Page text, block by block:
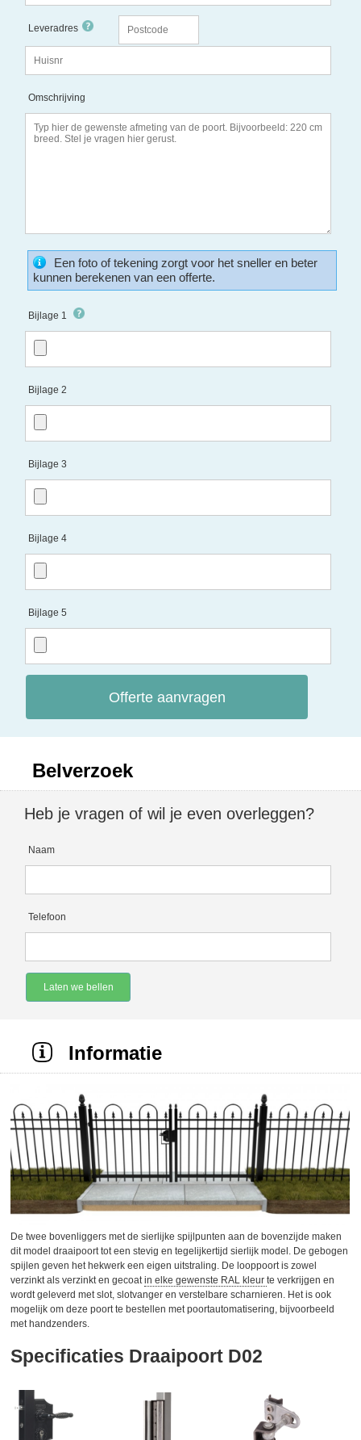
Leveradres
Omschrijving
Een foto of tekening zorgt voor het sneller en beter
kunnen berekenen van een offerte.
Bijlage 1
Bijlage 2
Bijlage 3
Bijlage 4
Bijlage 5
Offerte aanvragen
Belverzoek
Heb je vragen of wil je even overleggen?
Naam
Telefoon
Laten we bellen
Informatie
De twee bovenliggers met de sierlijke spijlpunten aan de bovenzijde maken
dit model draaipoort tot een stevig en tegelijkertijd sierlijk model. De gebogen
spijlen geven het hekwerk een eigen uitstraling. De looppoort is zowel
verzinkt als verzinkt en gecoatin elke gewenste RAL kleur te verkrijgen en
wordt geleverd met slot, slotvanger en verstelbare scharnieren. Het is ook
mogelijk om deze poort te bestellen met poortautomatisering, bijvoorbeeld
met handzenders.
Specificaties Draaipoort D02